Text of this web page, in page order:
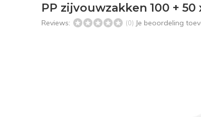
PP zijvouwzakken 100 +
Reviews: (0) Je beoordeling